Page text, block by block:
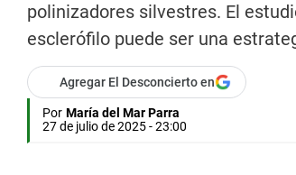
polinizadores silvestres. El
esclerófilo puede ser una
Agregar El Desconcierto en
Por María del Mar Parra
27 de julio de 2025 - 23:00